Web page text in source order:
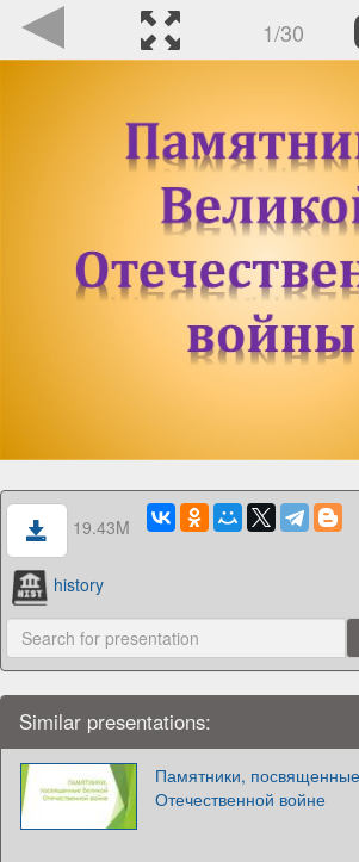
1/30
19.43M
history
Similar presentations:
Памятники,
Отечественной войне